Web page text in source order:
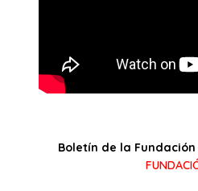
Boletín de la Fundación